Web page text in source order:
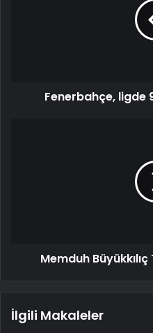
Fenerbahçe, ligde
Memduh
İlgili Makaleler